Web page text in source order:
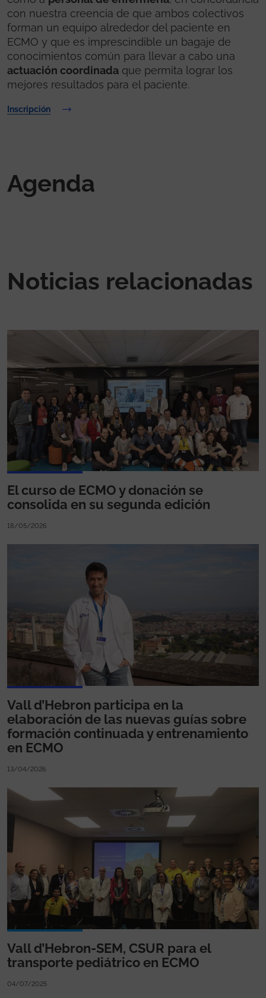
con nuestra creencia de que ambos colectivos
forman un equipo alrededor del paciente en
ECMO y que es imprescindible un bagaje de
conocimientos común para llevar a cabo una
actuación coordinada que permita lograr los
mejores resultados para el paciente.
Inscripción
Agenda
Noticias relacionadas
El curso de ECMO y donación se
consolida en su segunda edición
18/05/2026
Vall d’Hebron participa en la
elaboración de las nuevas guías sobre
formación continuada y entrenamiento
en ECMO
13/04/2026
Vall d’Hebron-SEM, CSUR para el
transporte pediátrico en ECMO
04/07/2025